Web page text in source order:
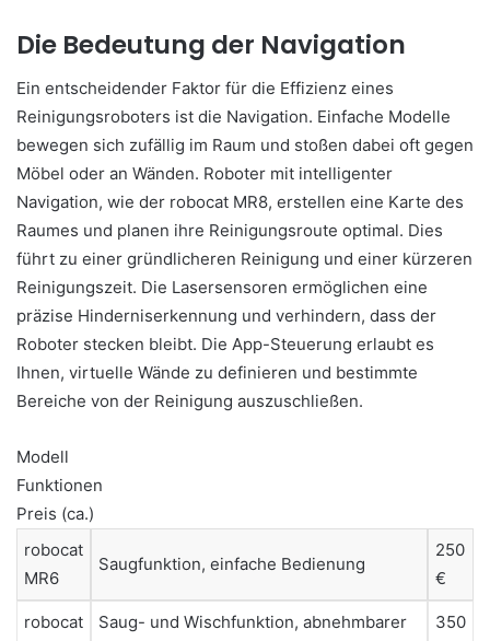
Die Bedeutung der Navigation
Ein entscheidender Faktor für die Effizienz eines
Reinigungsroboters ist die Navigation. Einfache Modelle
bewegen sich zufällig im Raum und stoßen dabei oft gegen
Möbel oder an Wänden. Roboter mit intelligenter
Navigation, wie der robocat MR8, erstellen eine Karte des
Raumes und planen ihre Reinigungsroute optimal. Dies
führt zu einer gründlicheren Reinigung und einer kürzeren
Reinigungszeit. Die Lasersensoren ermöglichen eine
präzise Hinderniserkennung und verhindern, dass der
Roboter stecken bleibt. Die App-Steuerung erlaubt es
Ihnen, virtuelle Wände zu definieren und bestimmte
Bereiche von der Reinigung auszuschließen.
Modell
Funktionen
Preis (ca.)
robocat
MR6
Saugfunktion, einfache Bedienung
250
€
robocat
Saug- und Wischfunktion, abnehmbarer
350